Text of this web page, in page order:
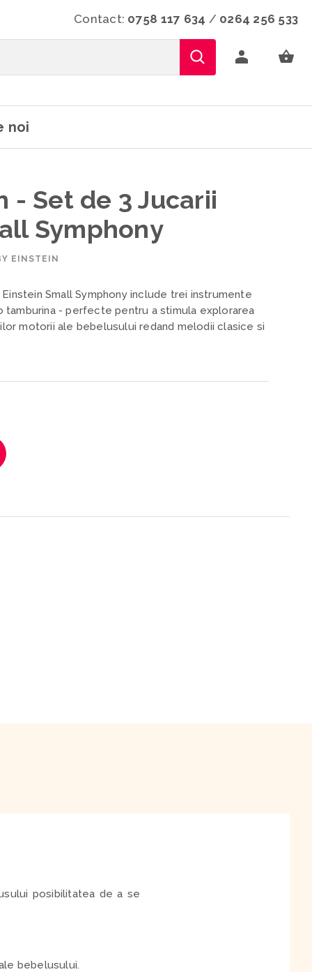
Contact: 0758 117 634 / 0264 256 533
noi
- Set de 3 Jucarii
Symphony
EINSTEIN
Small Symphony include trei instrumente
tamburina - perfecte pentru a stimula explorarea
motorii ale bebelusului redand melodii clasice si
posibilitatea de a se
bebelusului.